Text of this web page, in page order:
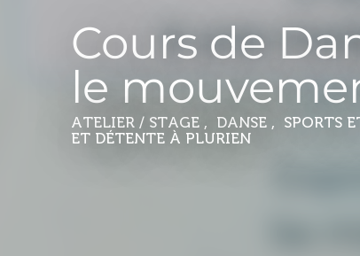
Cours de
le
ATELIER / STAGE , DANSE , SPORTS
ET DÉTENTE À PLURIEN